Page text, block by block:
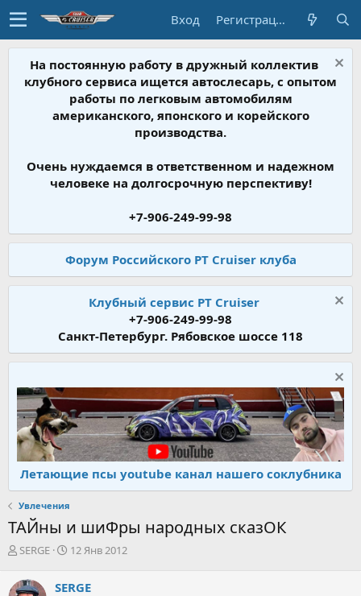
Вход Регистрация
На постоянную работу в дружный коллектив
клубного сервиса ищется автослесарь, с опытом
работы по легковым автомобилям
американского, японского и корейского
производства.
Очень нуждаемся в ответственном и надежном
человеке на долгосрочную перспективу!
+7-906-249-99-98
Форум Российского PT Cruiser клуба
Клубный сервис PT Cruiser
+7-906-249-99-98
Санкт-Петербург. Рябовское шоссе 118
Летающие псы youtube канал нашего соклубника
Увлечения
ТАЙны и шиФры народных сказОК
А
т
о
SERGE
Д
а
12 Янв 2012
SERGE